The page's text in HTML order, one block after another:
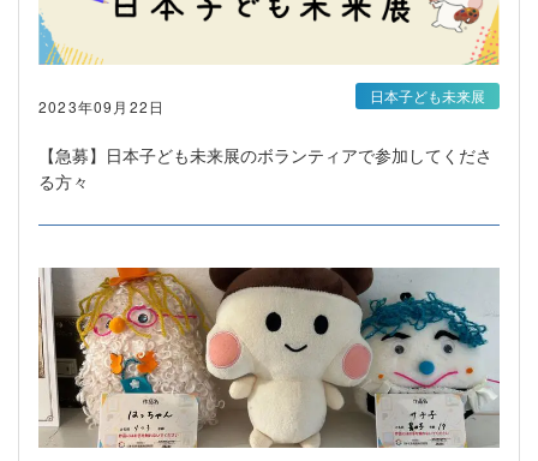
2023年09月22日
【急募】日本子ども未来展のボランティアで参加してくださ
る方々
日本子ども未来展